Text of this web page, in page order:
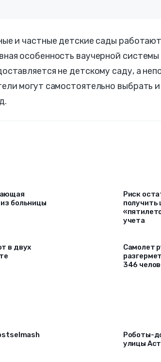
и частные детские сады
особенность ваучерной
не детскому саду, а
могут самостоятельно выбрать
больницы
Риск
учета
в двух
Самолет
346
Роботы-
улицы